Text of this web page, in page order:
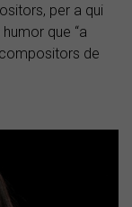
per a qui
que “a
de